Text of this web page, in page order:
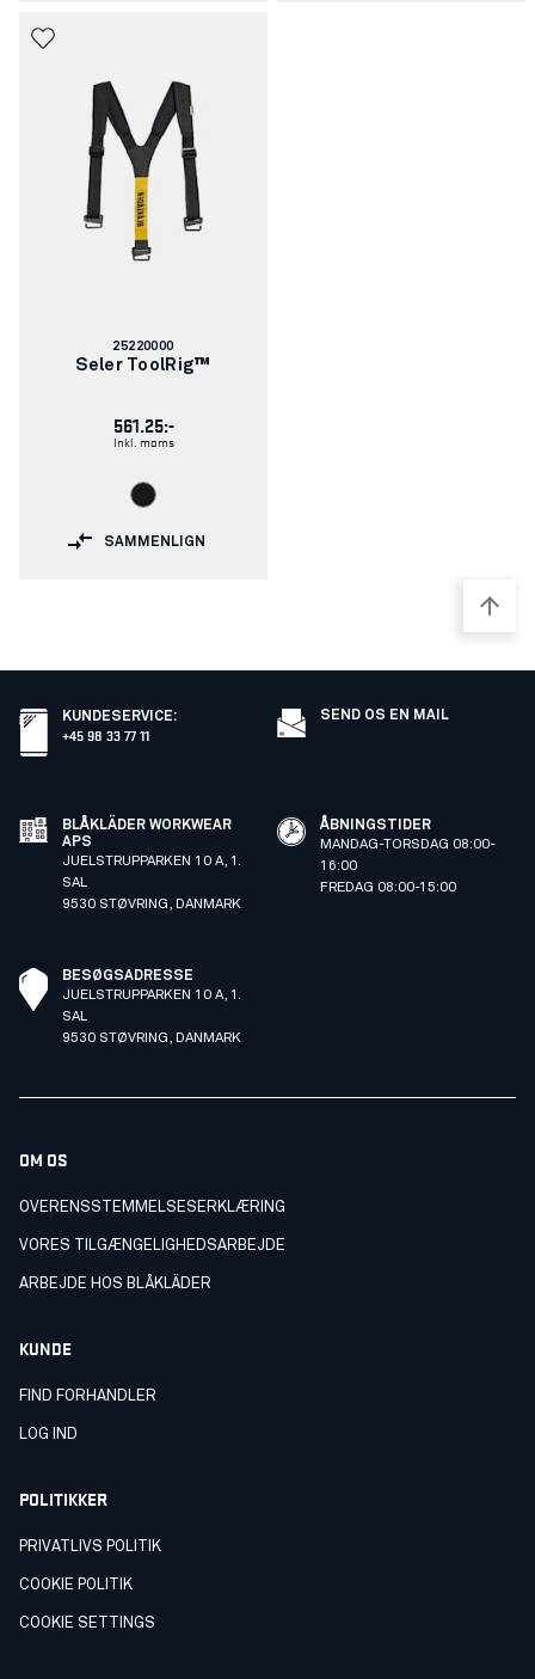
Varenummer:
25220000
Seler ToolRig™
561.25:-
Inkl. moms
SAMMENLIGN
KUNDESERVICE:
+45 98 33 77 11
SEND OS EN MAIL
BLÅKLÄDER WORKWEAR
APS
JUELSTRUPPARKEN 10 A, 1.
SAL
9530 STØVRING, DANMARK
ÅBNINGSTIDER
MANDAG-TORSDAG 08:00-
16:00
FREDAG 08:00-15:00
BESØGSADRESSE
JUELSTRUPPARKEN 10 A, 1.
SAL
9530 STØVRING, DANMARK
OM OS
OVERENSSTEMMELSESERKLÆRING
VORES TILGÆNGELIGHEDSARBEJDE
ARBEJDE HOS BLÅKLÄDER
KUNDE
FIND FORHANDLER
LOG IND
POLITIKKER
PRIVATLIVS POLITIK
COOKIE POLITIK
COOKIE SETTINGS